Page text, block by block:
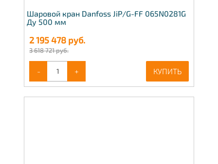
Шаровой кран Danfoss JiP/G-FF 065N0281G
Ду 500 мм
2 195 478 руб.
3 618 721 руб.
- + КУПИТЬ